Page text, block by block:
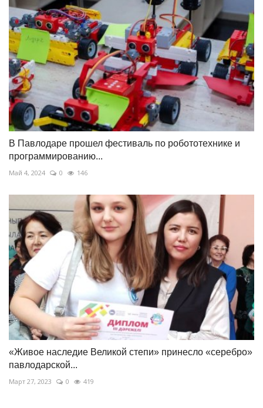
В Павлодаре прошел фестиваль по робототехнике и
программированию...
Май 4, 2024 0 146
«Живое наследие Великой степи» принесло «серебро»
павлодарской...
Март 27, 2023 0 419